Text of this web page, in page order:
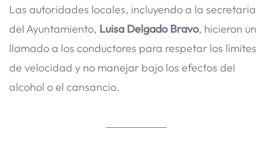
Las autoridades locales, incluyendo a la secretaria
del Ayuntamiento, Luisa Delgado Bravo, hicieron un
llamado a los conductores para respetar los límites
de velocidad y no manejar bajo los efectos del
alcohol o el cansancio.